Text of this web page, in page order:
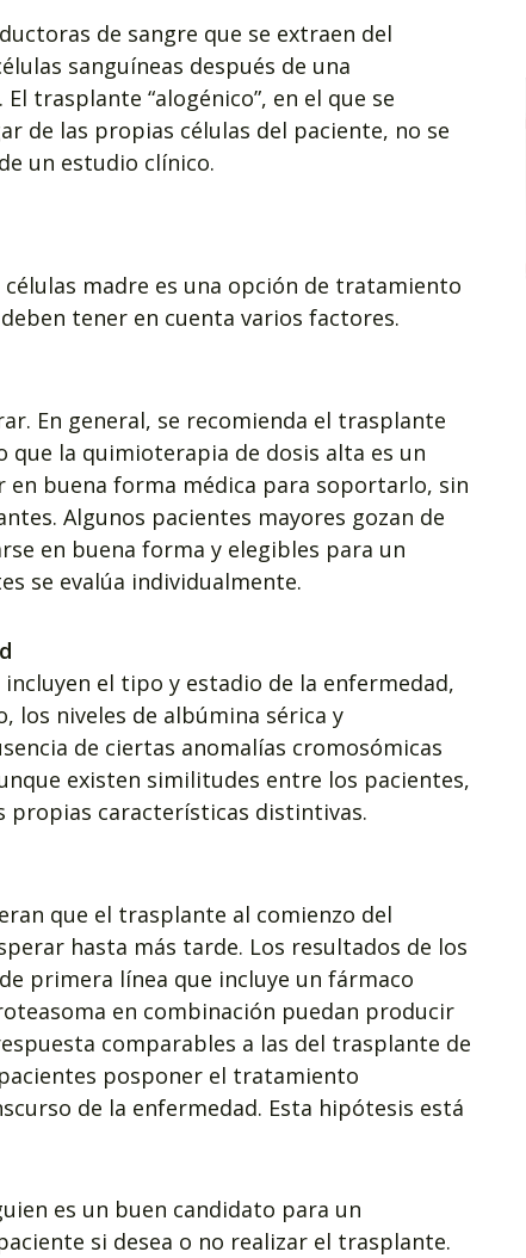
de sangre que se extraen del
sanguíneas después de una
trasplante “alogénico”, en el que se
de las propias células del paciente, no se
un estudio clínico.
madre es una opción de tratamiento
tener en cuenta varios factores.
En general, se recomienda el trasplante
que la quimioterapia de dosis alta es un
buena forma médica para soportarlo, sin
Algunos pacientes mayores gozan de
en buena forma y elegibles para un
se evalúa individualmente.
el tipo y estadio de la enfermedad,
los niveles de albúmina sérica y
de ciertas anomalías cromosómicas
existen similitudes entre los pacientes,
propias características distintivas.
que el trasplante al comienzo del
hasta más tarde. Los resultados de los
primera línea que incluye un fármaco
en combinación puedan producir
comparables a las del trasplante de
posponer el tratamiento
de la enfermedad. Esta hipótesis está
es un buen candidato para un
si desea o no realizar el trasplante.